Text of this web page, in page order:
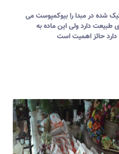
شده در مبدا را بیوکمپوست می
طبیعت دارد ولی این ماده به